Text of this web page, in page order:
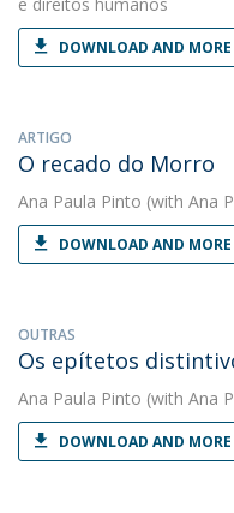
DOWNLOAD AND
ARTIGO
O recado do Morro
Ana Paula Pinto (with Ana
DOWNLOAD AND
OUTRAS
Os epítetos
Ana Paula Pinto (with Ana
DOWNLOAD AND